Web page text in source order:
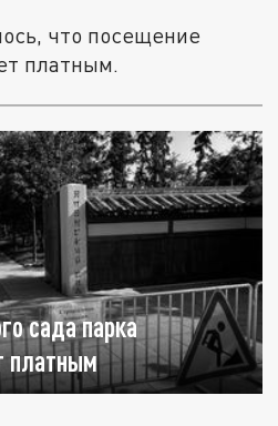
что посещение
платным.
сада парка
платным